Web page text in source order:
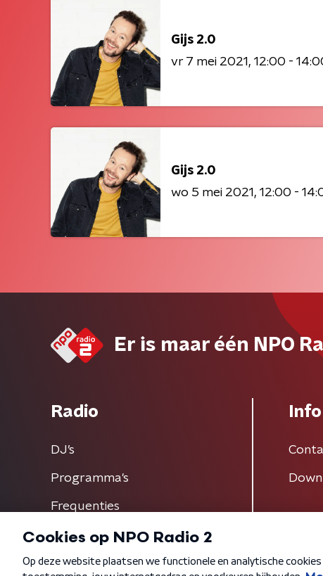
Gijs 2.0
vr 7 mei 2021
12:00 -
Gijs 2.0
wo 5 mei 2021
12:00 -
Er is maar één NPO
Radio
DJ’s
Programma's
Frequenties
Info